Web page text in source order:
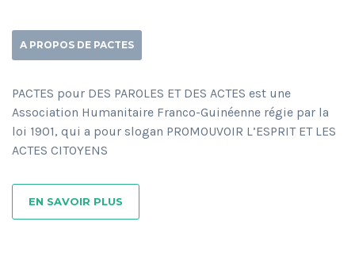
A PROPOS DE PACTES
PACTES pour DES PAROLES ET DES ACTES est une
Association Humanitaire Franco-Guinéenne régie par la
loi 1901, qui a pour slogan PROMOUVOIR L’ESPRIT ET LES
ACTES CITOYENS
EN SAVOIR PLUS